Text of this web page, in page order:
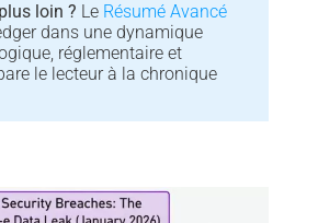
loin ? Le Résumé Avancé
dans une dynamique
réglementaire et
le lecteur à la chronique